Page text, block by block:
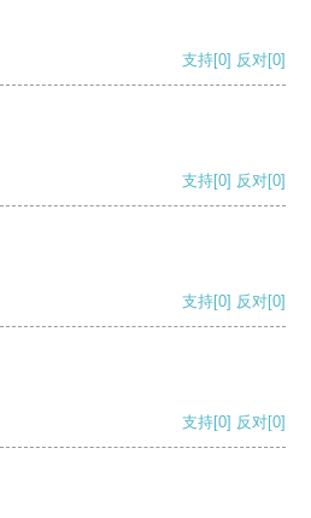
支持[0] 反对[0]
支持[0] 反对[0]
支持[0] 反对[0]
支持[0] 反对[0]